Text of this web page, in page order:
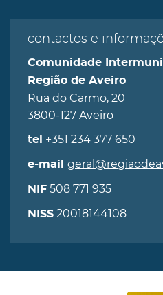
contactos e
Comunidade
Região de Aveiro
Rua do Carmo, 20
3800-127 Aveiro
tel +351 234 377 650
e-mail
NIF 508 771 935
NISS 20018144108